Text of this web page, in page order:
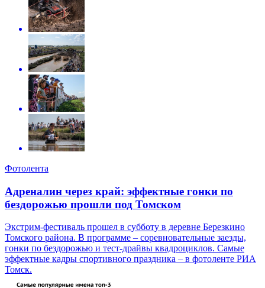
Фотолента
Адреналин через край: эффектные гонки по
бездорожью прошли под Томском
Экстрим-фестиваль прошел в субботу в деревне Березкино
Томского района. В программе – соревновательные заезды,
гонки по бездорожью и тест-драйвы квадроциклов. Самые
эффектные кадры спортивного праздника – в фотоленте РИА
Томск.